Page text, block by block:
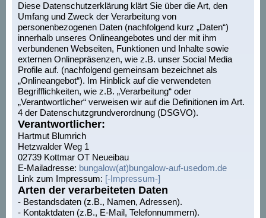
Diese Datenschutzerklärung klärt Sie über die Art, den
Umfang und Zweck der Verarbeitung von
personenbezogenen Daten (nachfolgend kurz „Daten“)
innerhalb unseres Onlineangebotes und der mit ihm
verbundenen Webseiten, Funktionen und Inhalte sowie
externen Onlinepräsenzen, wie z.B. unser Social Media
Profile auf. (nachfolgend gemeinsam bezeichnet als
„Onlineangebot“). Im Hinblick auf die verwendeten
Begrifflichkeiten, wie z.B. „Verarbeitung“ oder
„Verantwortlicher“ verweisen wir auf die Definitionen im Art.
4 der Datenschutzgrundverordnung (DSGVO).
Verantwortlicher:
Hartmut Blumrich
Hetzwalder Weg 1
02739 Kottmar OT Neueibau
E-Mailadresse: bungalow(at)bungalow-auf-usedom.de
Link zum Impressum: [-Impressum-]
Arten der verarbeiteten Daten
- Bestandsdaten (z.B., Namen, Adressen).
- Kontaktdaten (z.B., E-Mail, Telefonnummern).